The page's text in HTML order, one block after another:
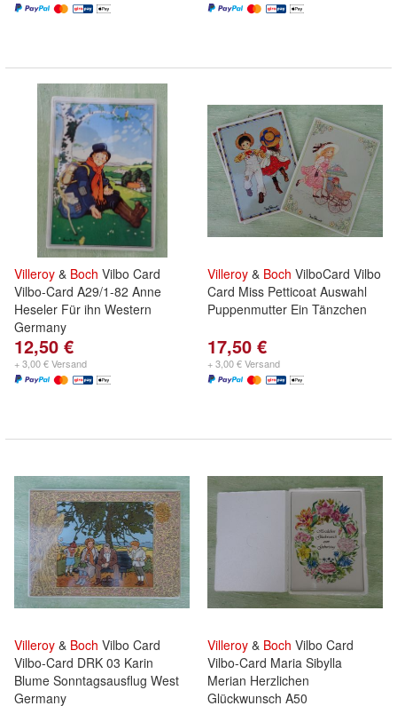
Villeroy & Boch Vilbo Card
Vilbo-Card A29/1-82 Anne
Heseler Für ihn Western
Germany
12,50 €
+ 3,00 € Versand
Villeroy & Boch VilboCard Vilbo
Card Miss Petticoat Auswahl
Puppenmutter Ein Tänzchen
17,50 €
+ 3,00 € Versand
Villeroy & Boch Vilbo Card
Vilbo-Card DRK 03 Karin
Blume Sonntagsausflug West
Germany
Villeroy & Boch Vilbo Card
Vilbo-Card Maria Sibylla
Merian Herzlichen
Glückwunsch A50